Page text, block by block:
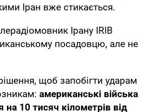
Іран вже стикається.
Ірану IRIB
посадовцю, але не
щоб запобігти ударам
американські війська
на 10 тисяч кілометрів від